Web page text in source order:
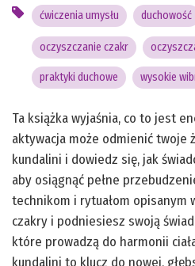
ćwiczenia umysłu duchowość
oczyszczanie czakr
praktyki duchowe wysokie
Ta książka wyjaśnia, co to jest
aktywacja może odmienić twoje
kundalini i dowiedz się, jak
aby osiągnąć pełne
technikom i rytuałom opisanym
czakry i podniesiesz swoją
które prowadzą do harmonii
kundalini to klucz do nowej,